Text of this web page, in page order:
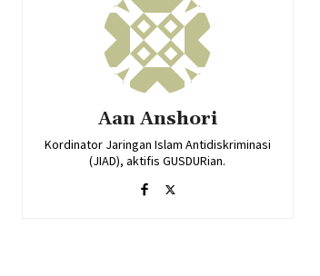
Aan Anshori
Kordinator Jaringan Islam Antidiskriminasi
(JIAD), aktifis GUSDURian.